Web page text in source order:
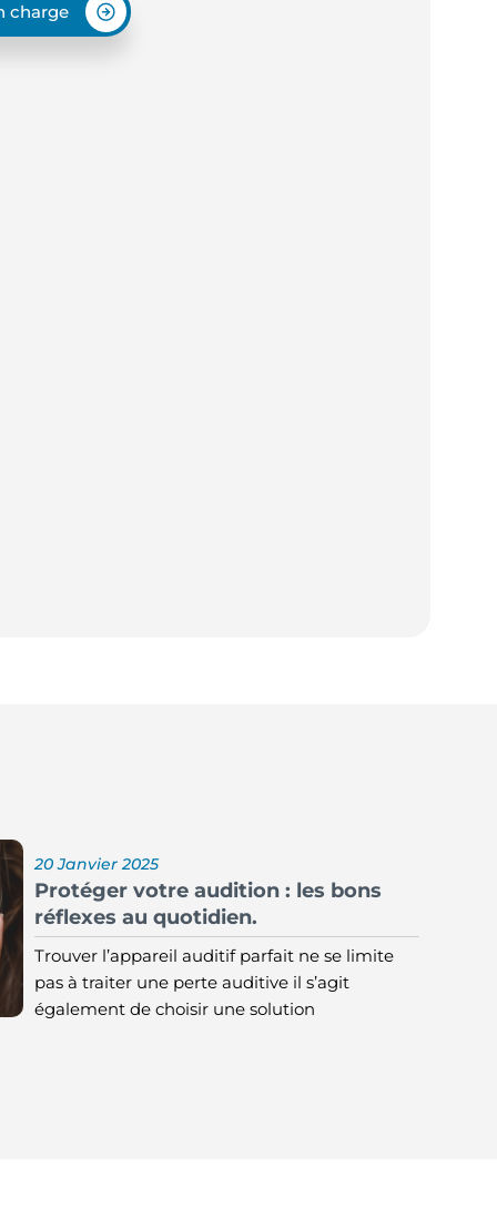
charge
20 Janvier 2025
Protéger votre audition : les bons
réflexes au quotidien.
Trouver l’appareil auditif parfait ne se limite
pas à traiter une perte auditive il s’agit
également de choisir une solution